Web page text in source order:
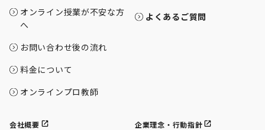
オンライン授業が不安な方
へ
お問い合わせ後の流れ
料金について
オンラインプロ教師
よくあるご質問
会社概要
企業理念・行動指針